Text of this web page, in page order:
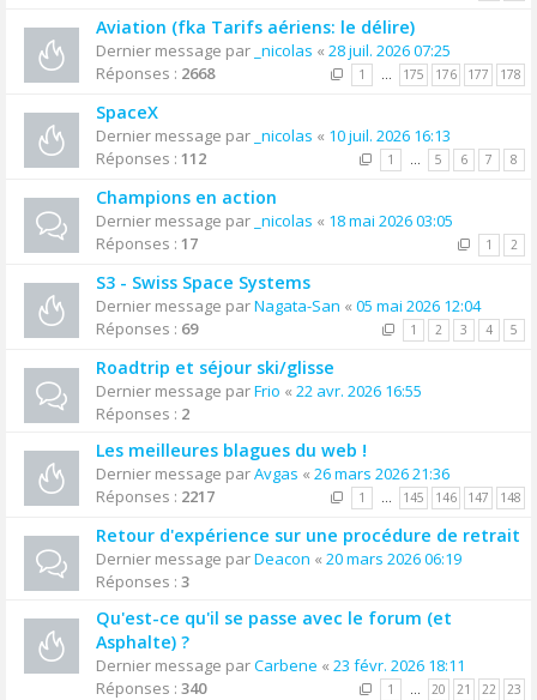
Aviation (fka Tarifs aériens: le délire)
Dernier message par _nicolas « 28 juil. 2026 07:25
Réponses : 2668 1 … 175 176 177 178
SpaceX
Dernier message par _nicolas « 10 juil. 2026 16:13
Réponses : 112 1 … 5 6 7 8
Champions en action
Dernier message par _nicolas « 18 mai 2026 03:05
Réponses : 17 1 2
S3 - Swiss Space Systems
Dernier message parNagata-San « 05 mai 2026 12:04
Réponses : 69 1 2 3 4 5
Roadtrip et séjour ski/glisse
Dernier message parFrio « 22 avr. 2026 16:55
Réponses : 2
Les meilleures blagues du web !
Dernier message parAvgas « 26 mars 2026 21:36
Réponses : 2217 1 … 145 146 147 148
Retour d'expérience sur une procédure de retrait
Dernier message parDeacon « 20 mars 2026 06:19
Réponses : 3
Qu'est-ce qu'il se passe avec le forum (et
Asphalte) ?
Dernier message parCarbene « 23 févr. 2026 18:11
Réponses : 340 1 … 20 21 22 23